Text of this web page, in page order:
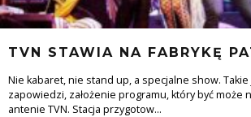
TVN STAWIA NA FABRYKĘ
Nie kabaret, nie stand up, a specjalne show. Takie
zapowiedzi, założenie programu, który być może
antenie TVN. Stacja przygotow...